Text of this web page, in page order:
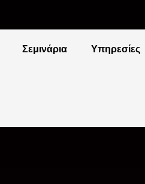
Σεμινάρια Υπηρεσίες